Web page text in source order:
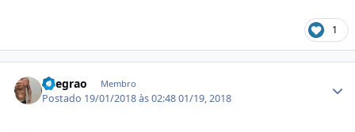
1
llnegrao Membro
Postado 19/01/2018 às 02:4801/19, 2018